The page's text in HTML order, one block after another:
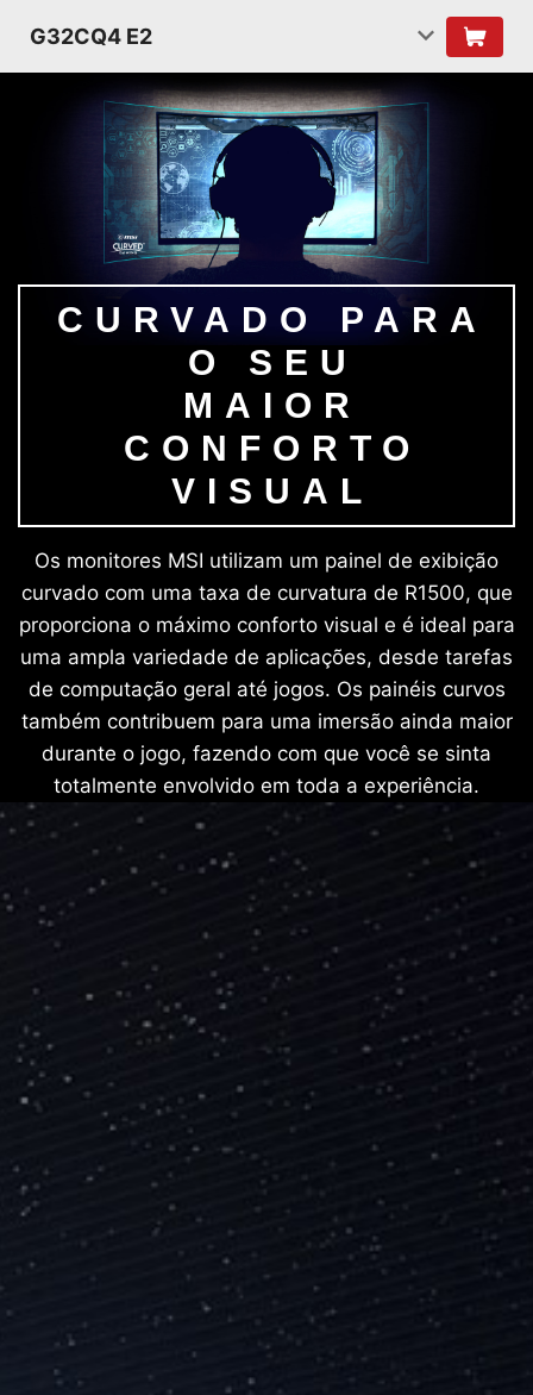
G32CQ4 E2
CURVADO PARA
O SEU
MAIOR
CONFORTO
VISUAL
Os monitores MSI utilizam um painel de exibição
curvado com uma taxa de curvatura de R1500, que
proporciona o máximo conforto visual e é ideal para
uma ampla variedade de aplicações, desde tarefas
de computação geral até jogos. Os painéis curvos
também contribuem para uma imersão ainda maior
durante o jogo, fazendo com que você se sinta
totalmente envolvido em toda a experiência.